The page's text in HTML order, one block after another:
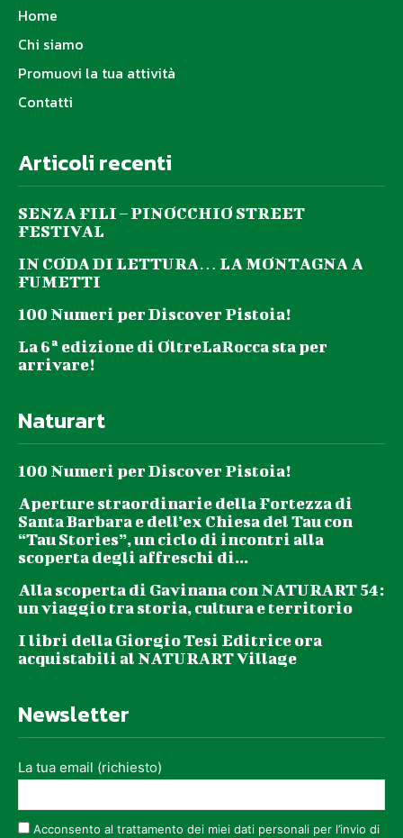
Home
Chi siamo
Promuovi la tua attività
Contatti
Articoli recenti
SENZA FILI – PINOCCHIO STREET
FESTIVAL
IN CODA DI LETTURA… LA MONTAGNA A
FUMETTI
100 Numeri per Discover Pistoia!
La 6ª edizione di OltreLaRocca sta per
arrivare!
Naturart
100 Numeri per Discover Pistoia!
Aperture straordinarie della Fortezza di
Santa Barbara e dell’ex Chiesa del Tau con
“Tau Stories”, un ciclo di incontri alla
scoperta degli affreschi di...
Alla scoperta di Gavinana con NATURART 54:
un viaggio tra storia, cultura e territorio
I libri della Giorgio Tesi Editrice ora
acquistabili al NATURART Village
Newsletter
La tua email (richiesto)
Acconsento al trattamento dei miei dati personali per l’invio di